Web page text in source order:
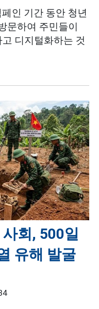
인 기간 동안 청년
문하여 주민들이
디지털화하는 것
회, 500일
유해 발굴